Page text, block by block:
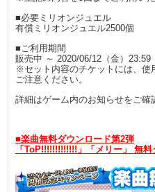
■必要ミリオンジュエル
有償ミリオンジュエル2500個
■ご利用期間
販売中 ～ 2020/06/12（金）23:59
※セット内容のチケットには、使
ご注意ください。
詳細はゲーム内のお知らせをご確
■楽曲無料ダウンロード第2弾
「ToP!!!!!!!!!!!!!」「メリー」 無料